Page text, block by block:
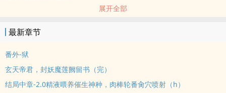
等到洪荒帝君把妖、魔两王封印，自己也时日无多了。 考虑到天宫需
他不知道这株金莲从何处而来，只知这金莲大有来头，像是上古之
物。
她不知自己的过往，只知洪荒帝君给予了她新生。 至此她成了洪荒帝
君的义女，天宫上高高在上的神主，肩负起了护佑神界、凡间的使
展开全部
最新章节
番外-狱
玄天帝君，封妖魔莲阙留书（完）
结局中章-2.0‎‎‌精‍液‎喂养催生神种，‎‍‍肉‎棒‎‌轮番‎‌‎肏‌‎‍穴喷射（h）